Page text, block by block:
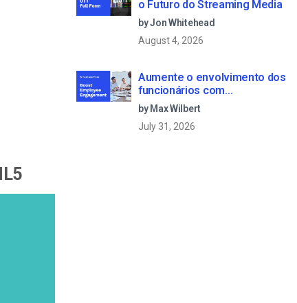
o Futuro do Streaming Media
by Jon Whitehead
August 4, 2026
Aumente o envolvimento dos
funcionários com
comunicações empresariais
em direto
by Max Wilbert
July 31, 2026